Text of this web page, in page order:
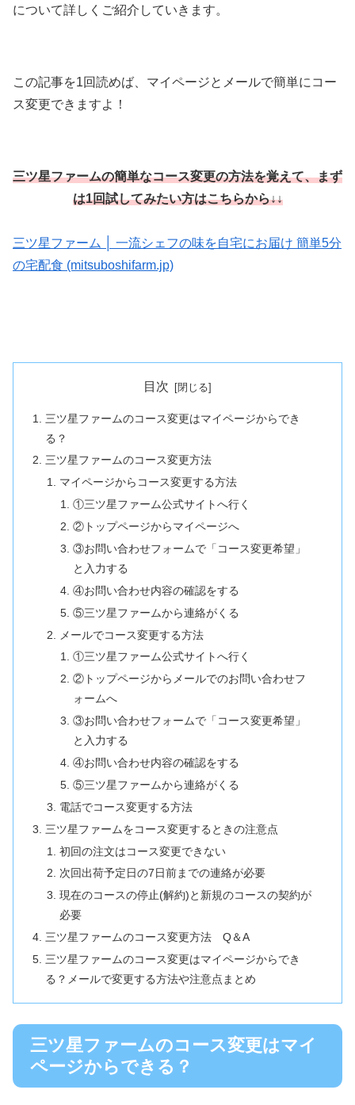
について詳しくご紹介していきます。
この記事を1回読めば、マイページとメールで簡単にコー
ス変更できますよ！
三ツ星ファームの簡単なコース変更の方法を覚えて、まず
は1回試してみたい方はこちらから↓↓
三ツ星ファーム │ 一流シェフの味を自宅にお届け 簡単5分
の宅配食 (mitsuboshifarm.jp)
目次
三ツ星ファームのコース変更はマイページからでき
る？
三ツ星ファームのコース変更方法
マイページからコース変更する方法
①三ツ星ファーム公式サイトへ行く
②トップページからマイページへ
③お問い合わせフォームで「コース変更希望」
と入力する
④お問い合わせ内容の確認をする
⑤三ツ星ファームから連絡がくる
メールでコース変更する方法
①三ツ星ファーム公式サイトへ行く
②トップページからメールでのお問い合わせフ
ォームへ
③お問い合わせフォームで「コース変更希望」
と入力する
④お問い合わせ内容の確認をする
⑤三ツ星ファームから連絡がくる
電話でコース変更する方法
三ツ星ファームをコース変更するときの注意点
初回の注文はコース変更できない
次回出荷予定日の7日前までの連絡が必要
現在のコースの停止(解約)と新規のコースの契約が
必要
三ツ星ファームのコース変更方法 Q＆A
三ツ星ファームのコース変更はマイページからでき
る？メールで変更する方法や注意点まとめ
三ツ星ファームのコース変更はマイ
ページからできる？